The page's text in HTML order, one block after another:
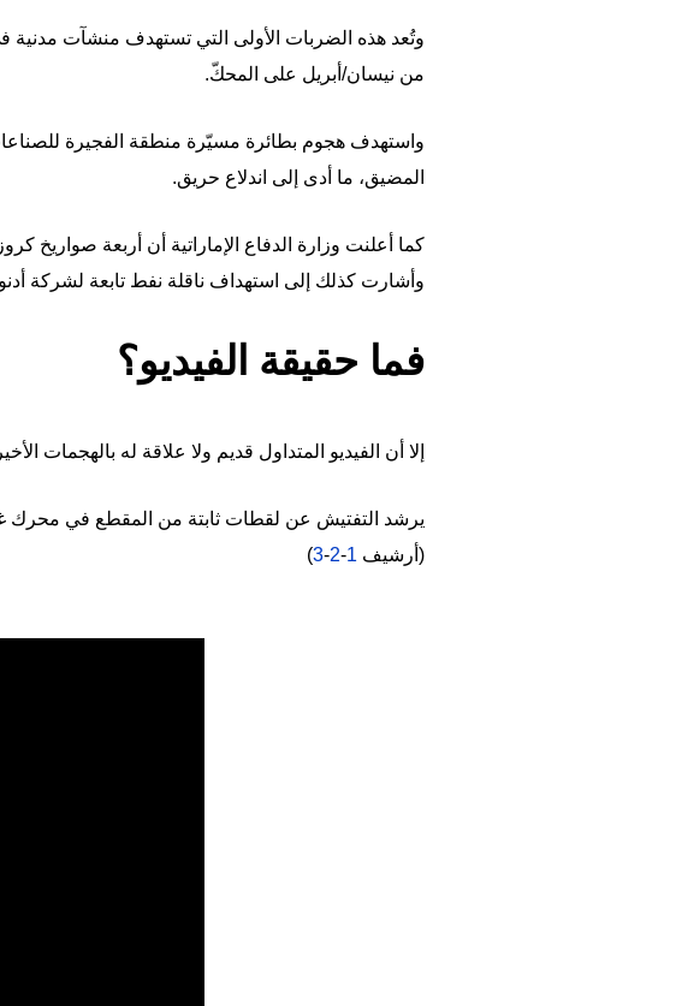
وتُعد هذه الضربات الأولى التي تستهدف منشآت مدنية
من نيسان/أبريل على المحكّ.
واستهدف هجوم بطائرة مسيّرة منطقة الفجيرة
المضيق، ما أدى إلى اندلاع حريق.
كما أعلنت وزارة الدفاع الإماراتية أن أربعة صواريخ
وأشارت كذلك إلى استهداف ناقلة نفط تابعة لشركة
فما حقيقة الفيديو؟
إلا أن الفيديو المتداول قديم ولا علاقة له بالهجمات
يرشد التفتيش عن لقطات ثابتة من المقطع في محرك
(أرشيف 1
-
2
-
3
)